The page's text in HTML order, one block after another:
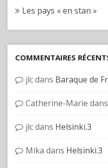
Les pays « en stan »
COMMENTAIRES
jlcdans Baraque de
Catherine-Marie dans
jlcdans Helsinki.3
Mika dans Helsinki.3